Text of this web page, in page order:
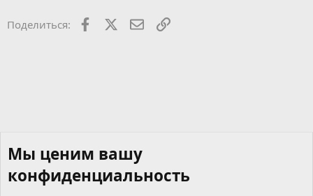
Поделиться: Facebook ПочтаСсылкой
Мы ценим вашу
конфиденциальность